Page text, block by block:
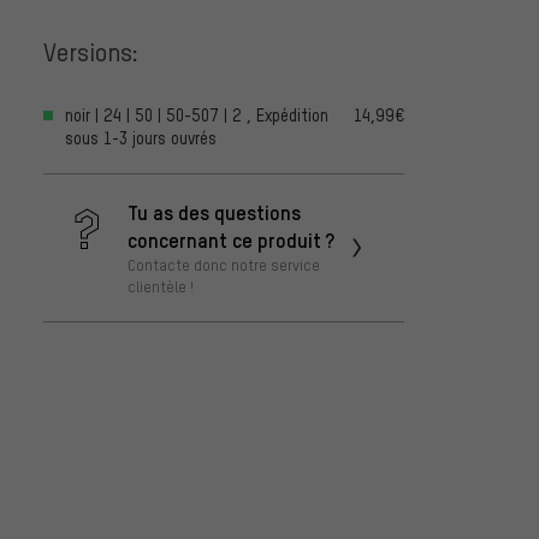
Versions:
noir | 24 | 50 | 50-507 | 2 , Expédition
sous 1-3 jours ouvrés
14,99€
Tu as des questions
concernant ce produit ?
Contacte donc notre service
clientèle !